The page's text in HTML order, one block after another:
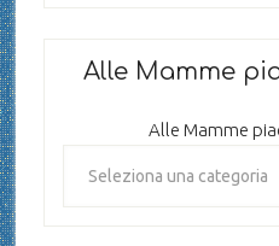
Alle Mamme
Alle Mamme